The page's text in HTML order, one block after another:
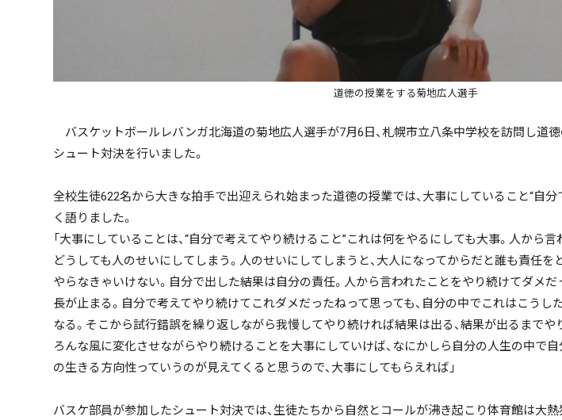
道徳の授業をする菊地広人選手
バスケットボールレバンガ北海道の菊地広人選手が7月6日、札幌市立八条中学校を訪問し道
シュート対決を行いました。
全校生徒622名から大きな拍手で出迎えられ始まった道徳の授業では、大事にしていること“自
く語りました。
「大事にしていることは、“自分で考えてやり続けること”これは何をやるにしても大事。人から
どうしても人のせいにしてしまう。人のせいにしてしまうと、大人になってからだと誰も責任を
やらなきゃいけない。自分で出した結果は自分の責任。人から言われたことをやり続けてダメだ
長が止まる。自分で考えてやり続けてこれダメだったねって思っても、自分の中でこれはこうし
なる。そこから試行錯誤を繰り返しながら我慢してやり続ければ結果は出る、結果が出るまで
ろんな風に変化させながらやり続けることを大事にしていけば、なにかしら自分の人生の中で
の生きる方向性っていうのが見えてくると思うので、大事にしてもらえれば」
バスケ部員が参加したシュート対決では、生徒たちから自然とコールが沸き起こり体育館は大